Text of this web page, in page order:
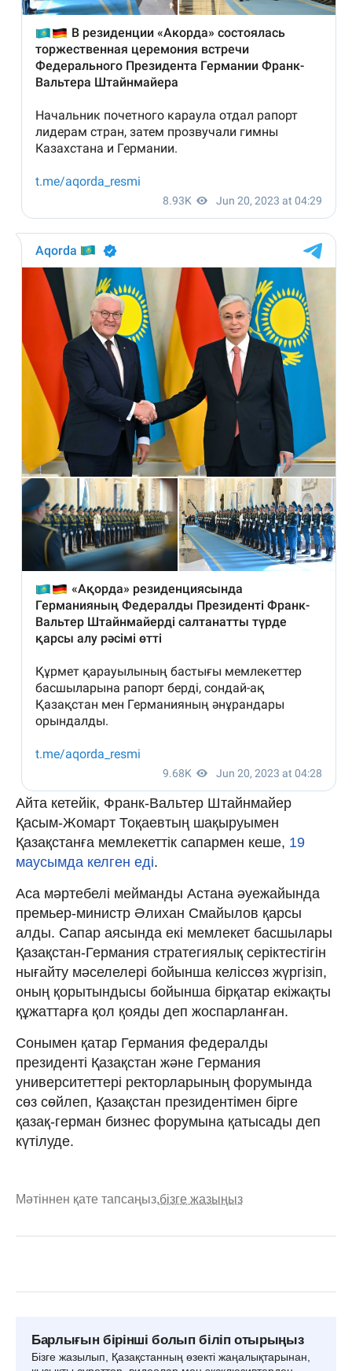
Айта кетейік, Франк-Вальтер Штайнмайер
Қасым-Жомарт Тоқаевтың шақыруымен
Қазақстанға мемлекеттік сапармен кеше, 19
маусымда келген еді.
Аса мәртебелі мейманды Астана әуежайында
премьер-министр Әлихан Смайылов қарсы
алды. Сапар аясында екі мемлекет басшылары
Қазақстан-Германия стратегиялық серіктестігін
нығайту мәселелері бойынша келіссөз жүргізіп,
оның қорытындысы бойынша бірқатар екіжақты
құжаттарға қол қояды деп жоспарланған.
Сонымен қатар Германия федералды
президенті Қазақстан және Германия
университеттері ректорларының форумында
сөз сөйлеп, Қазақстан президентімен бірге
қазақ-герман бизнес форумына қатысады деп
күтілуде.
Мәтіннен қате тапсаңыз,бізге жазыңыз
Барлығын бірінші болып біліп отырыңыз
Бізге жазылып, Қазақстанның өзекті жаңалықтарынан,